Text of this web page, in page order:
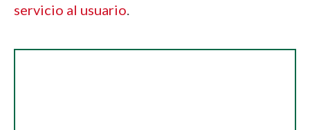
servicio al usuario